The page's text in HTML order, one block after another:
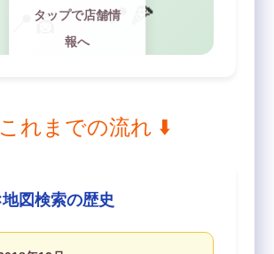
📍💇
📍🍕
タップで店舗情
報へ
れまでの流れ ⬇️
図検索の歴史